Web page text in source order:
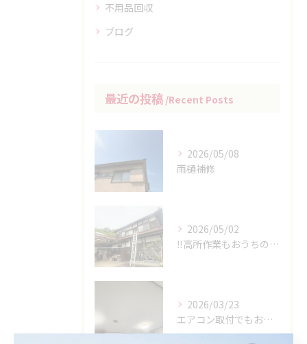
不用品回収
ブログ
最近の投稿 Recent Posts
2026/05/08
雨樋補修
2026/05/02
‼高所作業もおうちの御用聞き家工房八本松へお任せください‼
2026/03/23
エアコン取付でもおうちの御用家工房にお任せください